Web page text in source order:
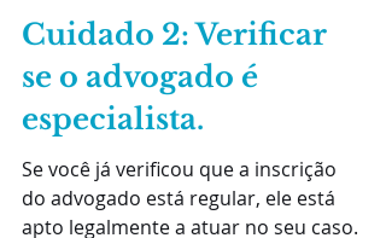
Cuidado 2: Verificar
se o advogado é
especialista.
Se você já verificou que a inscrição
do advogado está regular, ele está
apto legalmente a atuar no seu caso.